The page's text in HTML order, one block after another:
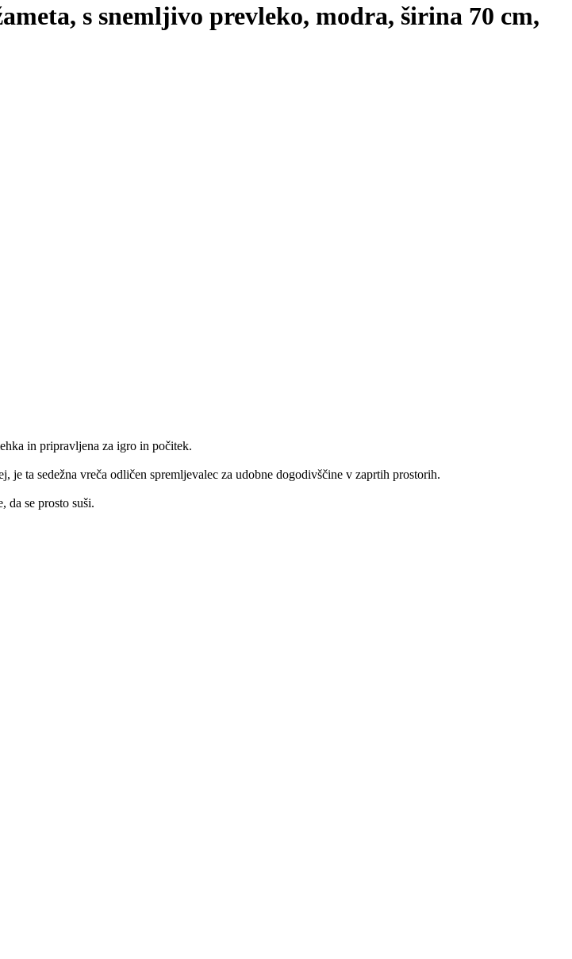
s snemljivo prevleko, modra, širina 70 cm,
in pripravljena za igro in počitek.
ta sedežna vreča odličen spremljevalec za udobne dogodivščine v zaprtih prostorih.
da se prosto suši.